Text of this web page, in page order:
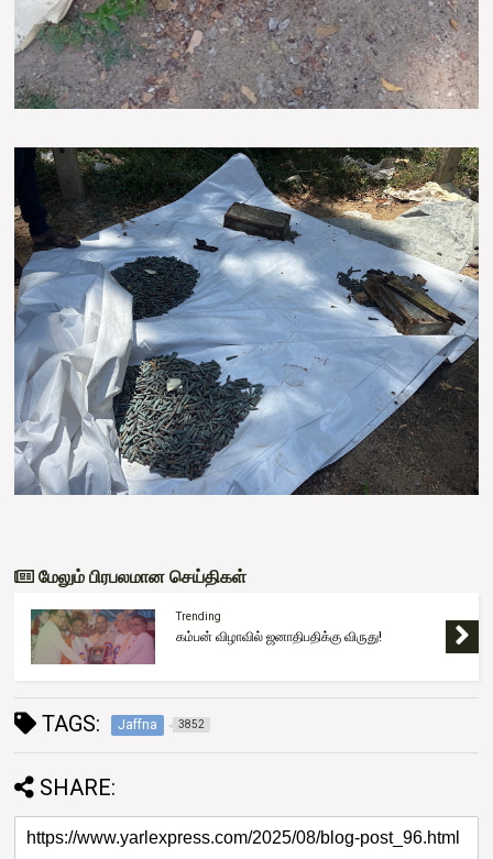
மேலும் பிரபலமான செய்திகள்
Trending
கம்பன் விழாவில் ஜனாதிபதிக்கு விருது!
TAGS: Jaffna 3852
SHARE: